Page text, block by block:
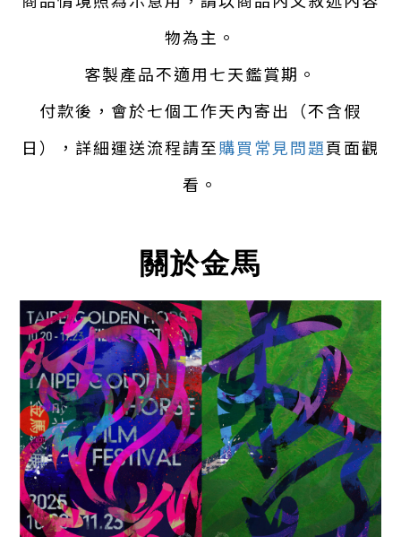
物為主。
客製產品不適用七天鑑賞期。
付款後，會於七個工作天內寄出（不含假
日），詳細運送流程請至購買常見問題頁面觀
看。
關於金馬